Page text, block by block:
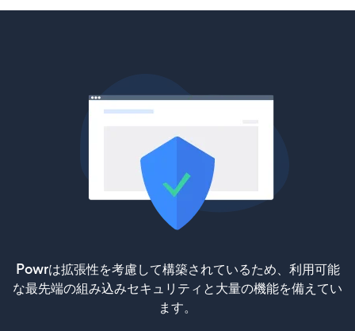
Powrは拡張性を考慮して構築されているため、利用可能
な最先端の組み込みセキュリティと大量の機能を備えてい
ます。